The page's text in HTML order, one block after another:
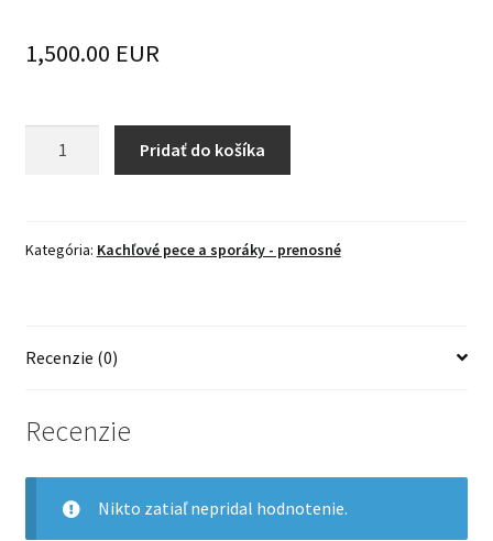
1,500.00 EUR
Pridať do košíka
Kategória: Kachľové pece a sporáky - prenosné
Recenzie (0)
Recenzie
Nikto zatiaľ nepridal hodnotenie.